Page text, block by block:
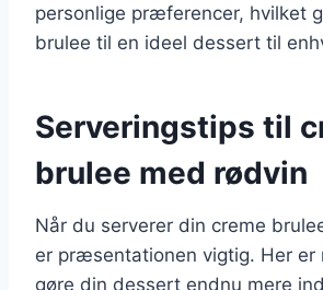
personlige præferencer, hvilket
brulee til en ideel dessert til
Serveringstips til
brulee med rødvin
Når du serverer din creme
er præsentationen vigtig. Her er
gøre din dessert endnu mere